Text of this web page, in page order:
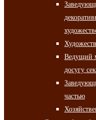
Ведущий
досугу
частью